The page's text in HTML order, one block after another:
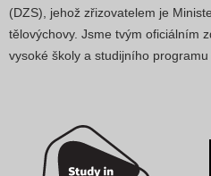
(DZS), jehož zřizovatelem je
tělovýchovy. Jsme tvým oficiálním
vysoké školy a studijního programu